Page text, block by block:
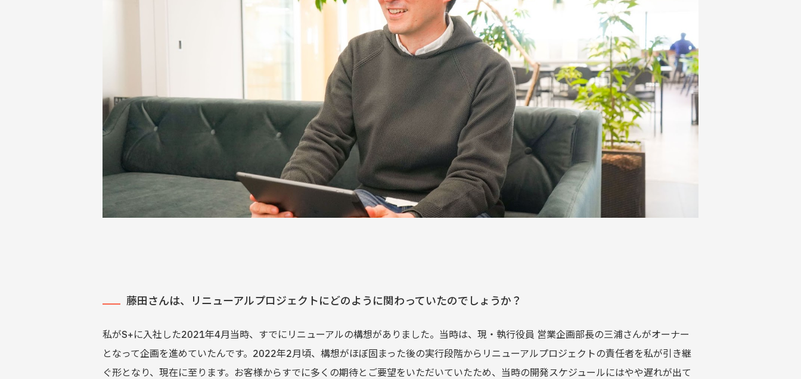
藤田さんは、リニューアルプロジェクトにどのように関わっていたのでしょうか？
私がS+に入社した2021年4月当時、すでにリニューアルの構想がありました。当時は、現・執行役員 営業企画部長の三浦さんがオーナー
となって企画を進めていたんです。2022年2月頃、構想がほぼ固まった後の実行段階からリニューアルプロジェクトの責任者を私が引き継
ぐ形となり、現在に至ります。お客様からすでに多くの期待とご要望をいただいていたため、当時の開発スケジュールにはやや遅れが出て